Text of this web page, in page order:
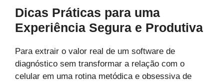
Dicas Práticas para uma
Experiência Segura e Produtiva
Para extrair o valor real de um software de
diagnóstico sem transformar a relação com o
celular em uma rotina metódica e obsessiva de